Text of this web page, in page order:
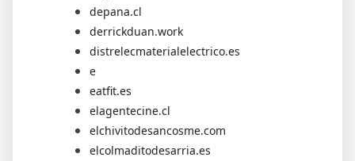
depana.cl
derrickduan.work
distrelecmaterialelectrico.es
e
eatfit.es
elagentecine.cl
elchivitodesancosme.com
elcolmaditodesarria.es